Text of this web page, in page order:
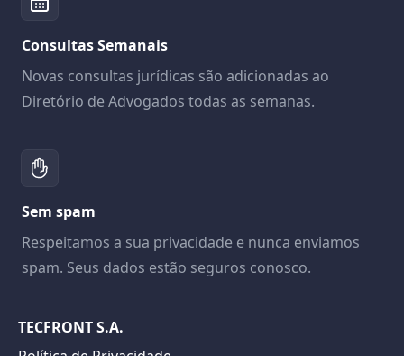
Consultas Semanais
Novas consultas jurídicas são adicionadas ao
Diretório de Advogados todas as semanas.
Sem spam
Respeitamos a sua privacidade e nunca enviamos
spam. Seus dados estão seguros conosco.
TECFRONT S.A.